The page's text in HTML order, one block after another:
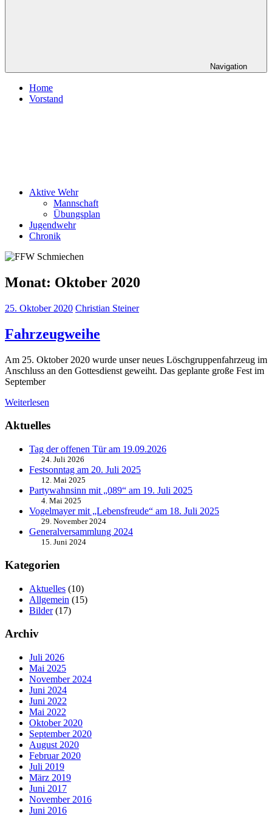
Navigation
Home
Vorstand
Aktive Wehr
Mannschaft
Übungsplan
Jugendwehr
Chronik
Monat: Oktober 2020
25. Oktober 2020 Christian Steiner
Fahrzeugweihe
Am 25. Oktober 2020 wurde unser neues Löschgruppenfahrzeug im
Anschluss an den Gottesdienst geweiht. Das geplante große Fest im
September
Weiterlesen
Aktuelles
Tag der offenen Tür am 19.09.2026
24. Juli 2026
Festsonntag am 20. Juli 2025
12. Mai 2025
Partywahnsinn mit „089“ am 19. Juli 2025
4. Mai 2025
Vogelmayer mit „Lebensfreude“ am 18. Juli 2025
29. November 2024
Generalversammlung 2024
15. Juni 2024
Kategorien
Aktuelles (10)
Allgemein (15)
Bilder(17)
Archiv
Juli 2026
Mai 2025
November 2024
Juni 2024
Juni 2022
Mai 2022
Oktober 2020
September 2020
August 2020
Februar 2020
Juli 2019
März 2019
Juni 2017
November 2016
Juni 2016